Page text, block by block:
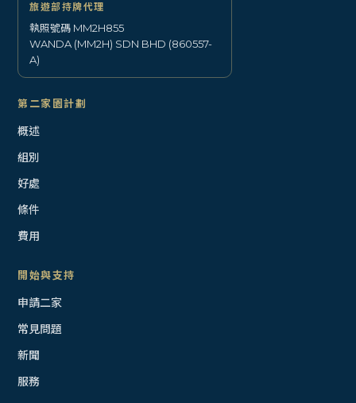
旅遊部持牌代理
執照號碼 MM2H855
WANDA (MM2H) SDN BHD (860557-
A)
第二家園計劃
概述
組別
好處
條件
費用
開始與支持
申請二家
常見問題
新聞
服務